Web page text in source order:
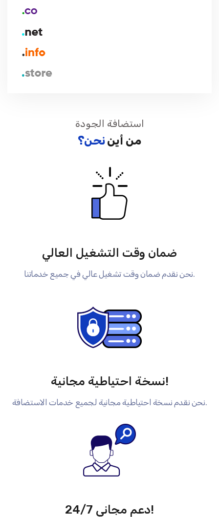
استضافة الجودة
من أيننحن؟
ضمان وقت التشغيل العالي
نحن نقدم ضمان وقت تشغيل عالي في جميع خدماتنا.
نسخة احتياطية مجانية!
نحن نقدم نسخة احتياطية مجانية لجميع خدمات الاستضافة.
دعم مجاني 24/7!